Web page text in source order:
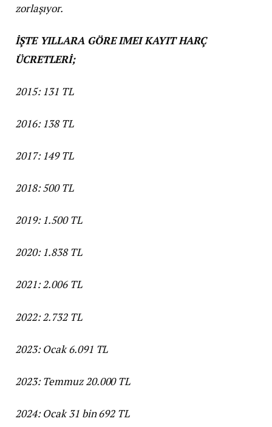
zorlaşıyor.
İŞTE YILLARA GÖRE IMEI KAYIT HARÇ
ÜCRETLERİ;
2015: 131 TL
2016: 138 TL
2017: 149 TL
2018: 500 TL
2019: 1.500 TL
2020: 1.838 TL
2021: 2.006 TL
2022: 2.732 TL
2023: Ocak 6.091 TL
2023: Temmuz 20.000 TL
2024: Ocak 31 bin 692 TL